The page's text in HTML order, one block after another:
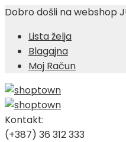
Dobro došli na webshop
Lista želja
Blagajna
Moj Račun
Kontakt:
(+387) 36 312 333